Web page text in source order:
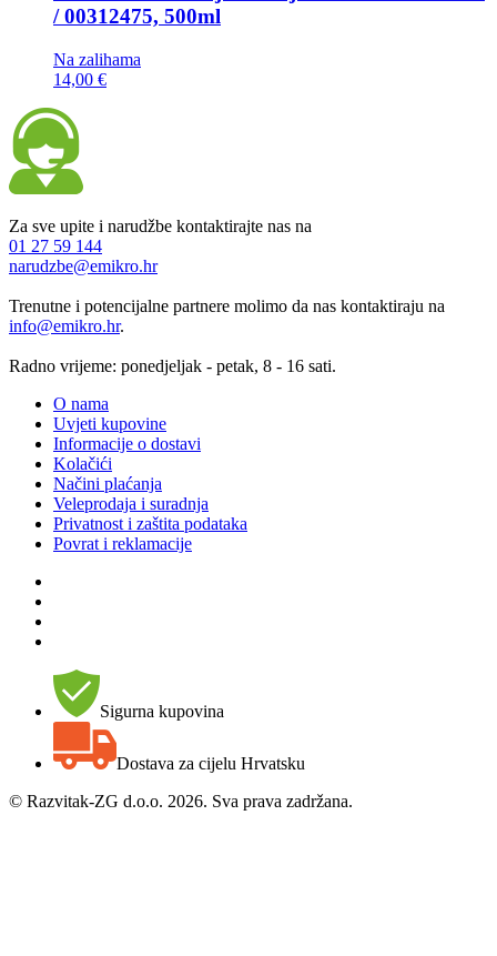
/ 00312475, 500ml
Na zalihama
14,00 €
Za sve upite i narudžbe kontaktirajte nas na
01 27 59 144
narudzbe@emikro.hr
Trenutne i potencijalne partnere molimo da nas kontaktiraju na
info@emikro.hr.
Radno vrijeme: ponedjeljak - petak, 8 - 16 sati.
O nama
Uvjeti kupovine
Informacije o dostavi
Kolačići
Načini plaćanja
Veleprodaja i suradnja
Privatnost i zaštita podataka
Povrat i reklamacije
Sigurna kupovina
Dostava za cijelu Hrvatsku
© Razvitak-ZG d.o.o. 2026. Sva prava zadržana.